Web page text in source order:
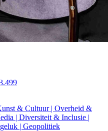
& Cultuur | Overheid &
| Diversiteit & Inclusie |
| Geopolitiek